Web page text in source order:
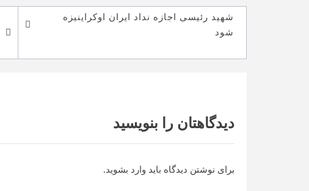
راهبری
نوشته
شهید رئیسی اجازه نداد ایران اوکراینیزه
شود
دیدگاهتان را بنویسید
برای نوشتن دیدگاه باید وارد بشوید.